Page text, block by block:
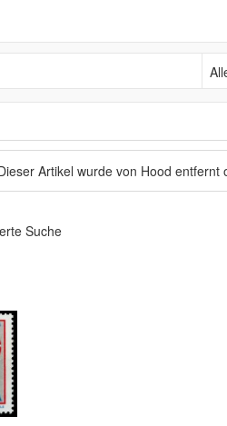
Artikel wurde von Hood entfernt
Suche